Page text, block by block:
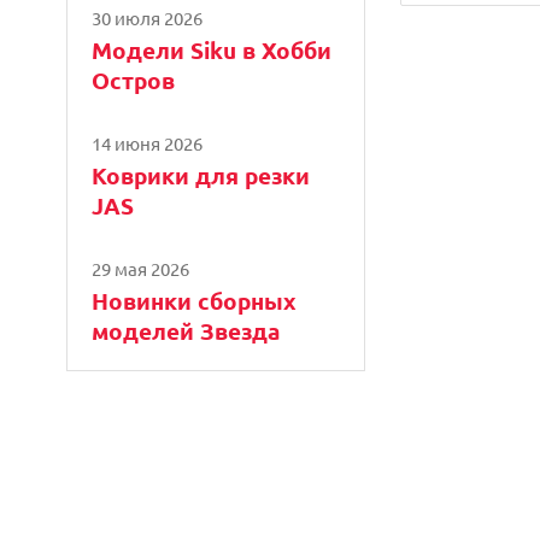
30 июля 2026
Модели Siku в Хобби
Остров
14 июня 2026
Коврики для резки
JAS
29 мая 2026
Новинки сборных
моделей Звезда